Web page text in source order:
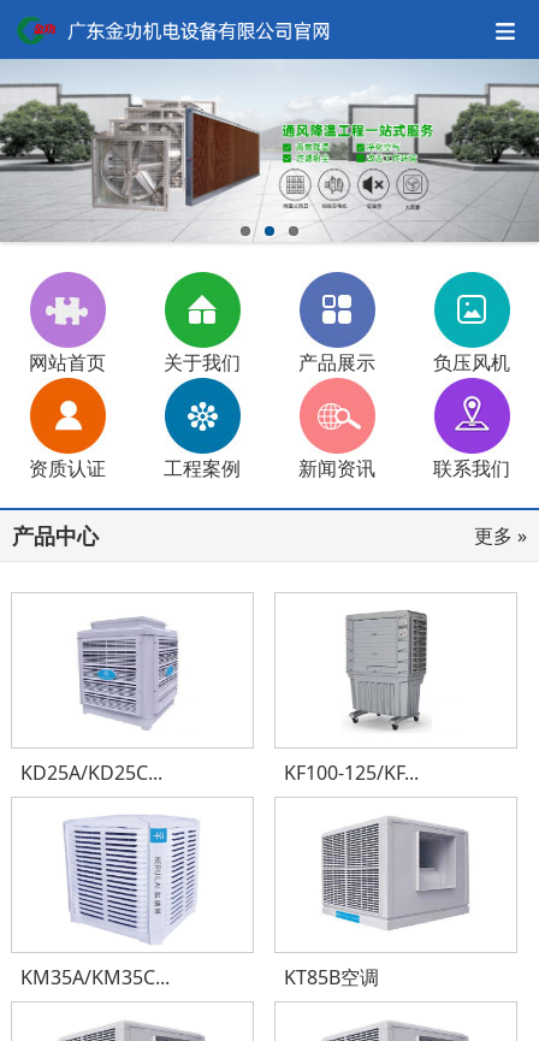
网站首页 关于我们 产品展示 负压风机
资质认证 工程案例 新闻资讯 联系我们
产品中心 更多 »
KD25A/KD25C... KF100-125/KF...
KM35A/KM35C... KT85B空调